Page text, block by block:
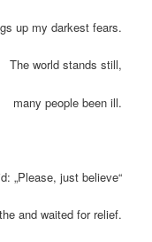
up my darkest fears.
The world stands still,
many people been ill.
„Please, just believe“
and waited for relief.